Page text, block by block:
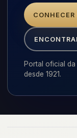
Portal oficial
desde 1921.